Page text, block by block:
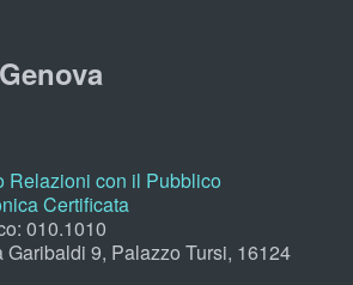
Relazioni con il Pubblico
Certificata
010.1010
Garibaldi 9, Palazzo Tursi, 16124